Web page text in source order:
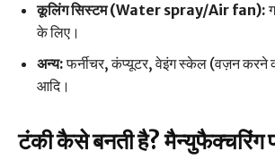
कूलिंग सिस्टम (Water spray/Air fan):
के लिए।
अन्य:फर्नीचर, कंप्यूटर, वेइंग स्केल (वज़न करने
आदि।
टंकी कैसे बनती है? मैन्युफैक्चरिंग